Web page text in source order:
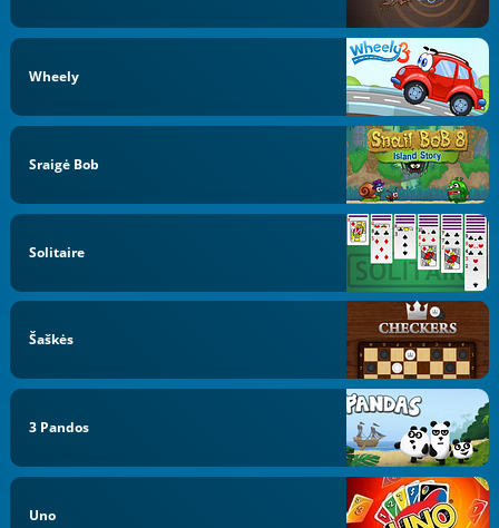
Wheely
Sraigė Bob
Solitaire
Šaškės
3 Pandos
Uno